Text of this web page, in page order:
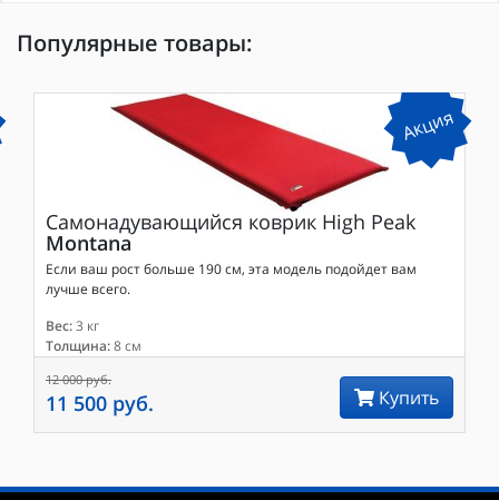
Популярные товары:
Акция
Самонадувающийся коврик High Peak
Montana
Если ваш рост больше 190 см, эта модель подойдет вам
лучше всего.
Вес:3 кг
Толщина:8 см
12 000 руб.
11 500 руб. Купить